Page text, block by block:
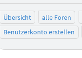
Übersicht alle Foren
Benutzerkonto erstellen